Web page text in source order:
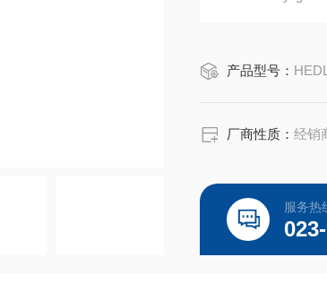
产品型号：
厂商性质：经销
服务热